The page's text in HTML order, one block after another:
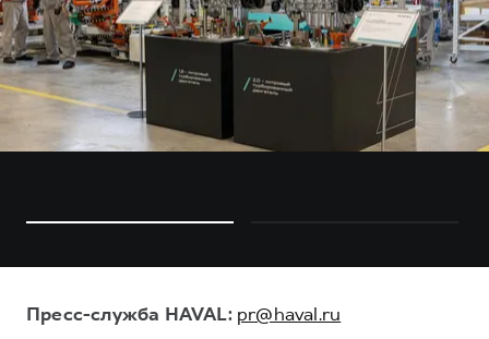
Пресс-служба HAVAL: pr@haval.ru